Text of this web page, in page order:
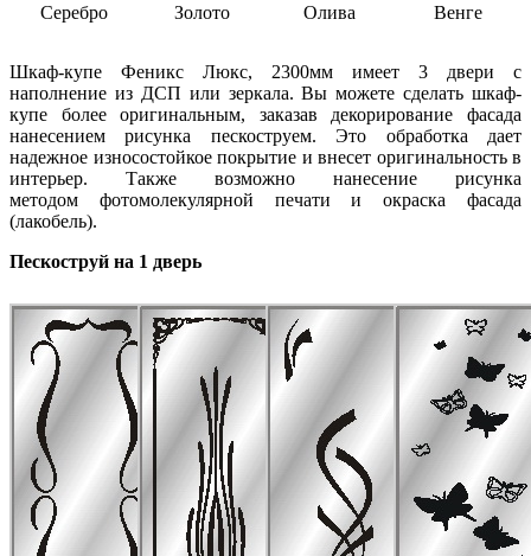
Серебро Золото Олива Венге
Шкаф-купе Феникс Люкс, 2300мм имеет 3 двери с
наполнение из ДСП или зеркала. Вы можете сделать шкаф-
купе более оригинальным, заказав декорирование фасада
нанесением рисунка пескоструем. Это обработка дает
надежное износостойкое покрытие и внесет оригинальность в
интерьер. Также возможно нанесение рисунка
методом фотомолекулярной печати и окраска фасада
(лакобель).
Пескоструй на 1 дверь